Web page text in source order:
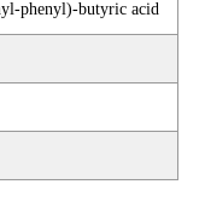
phenyl)-butyric acid